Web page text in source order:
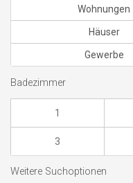
Wohnungen
Häuser
Gewerbe
Badezimmer
1
3
Weitere Suchoptionen